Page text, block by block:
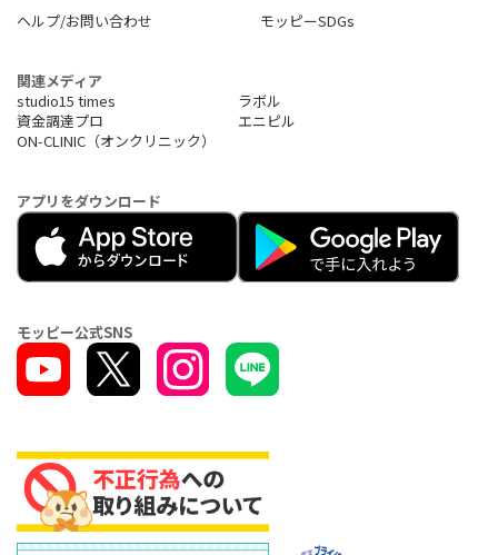
ヘルプ/お問い合わせ
モッピーSDGs
関連メディア
studio15 times
ラボル
資金調達プロ
エニピル
ON-CLINIC（オンクリニック）
アプリをダウンロード
モッピー公式SNS